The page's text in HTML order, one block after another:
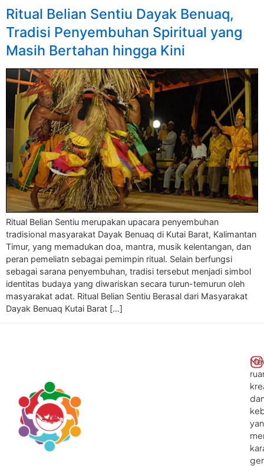
Ritual Belian Sentiu Dayak Benuaq,
Tradisi Penyembuhan Spiritual yang
Masih Bertahan hingga Kini
Ritual Belian Sentiu merupakan upacara penyembuhan
tradisional masyarakat Dayak Benuaq di Kutai Barat, Kalimantan
Timur, yang memadukan doa, mantra, musik kelentangan, dan
peran pemeliatn sebagai pemimpin ritual. Selain berfungsi
sebagai sarana penyembuhan, tradisi tersebut menjadi simbol
identitas budaya yang diwariskan secara turun-temurun oleh
masyarakat adat. Ritual Belian Sentiu Berasal dari Masyarakat
Dayak Benuaq Kutai Barat […]